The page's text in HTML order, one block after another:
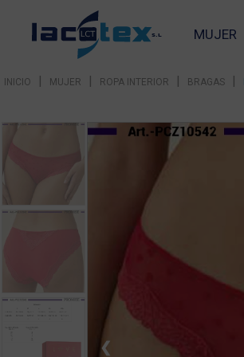
MUJER
INICIO | MUJER | ROPA INTERIOR | BRAGAS |
❮